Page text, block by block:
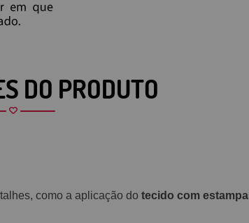
DO PRODUTO
como a aplicação do tecido com